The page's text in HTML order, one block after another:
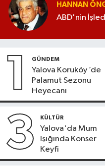
HANNAN
ABD'nin
1 GÜNDEM
Yalova Koruköy ’de
Palamut Sezonu
Heyecanı
3 KÜLTÜR
Yalova'da Mum
Işığında Konser
Keyfi